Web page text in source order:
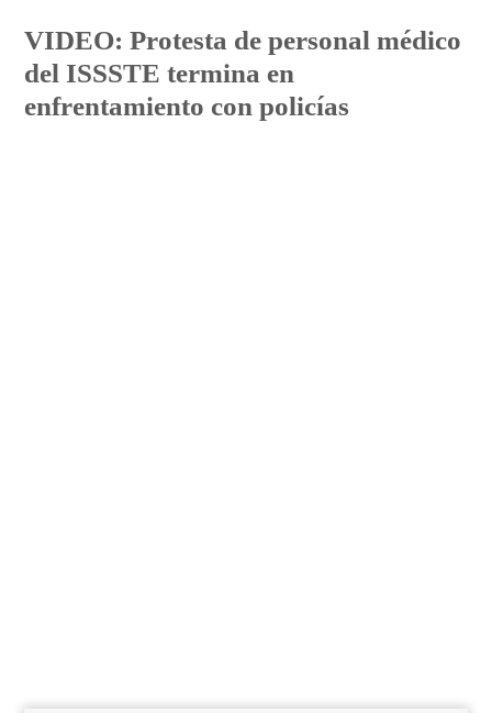
VIDEO: Protesta de personal médico
del ISSSTE termina en
enfrentamiento con policías